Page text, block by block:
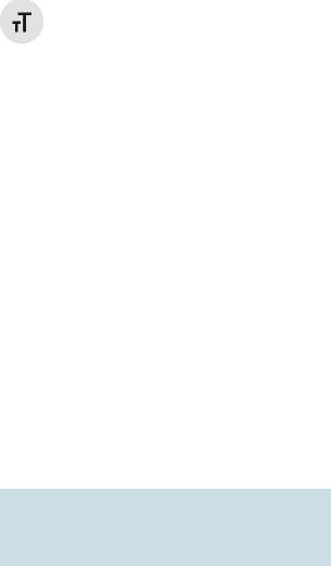
Changer la taille de la police